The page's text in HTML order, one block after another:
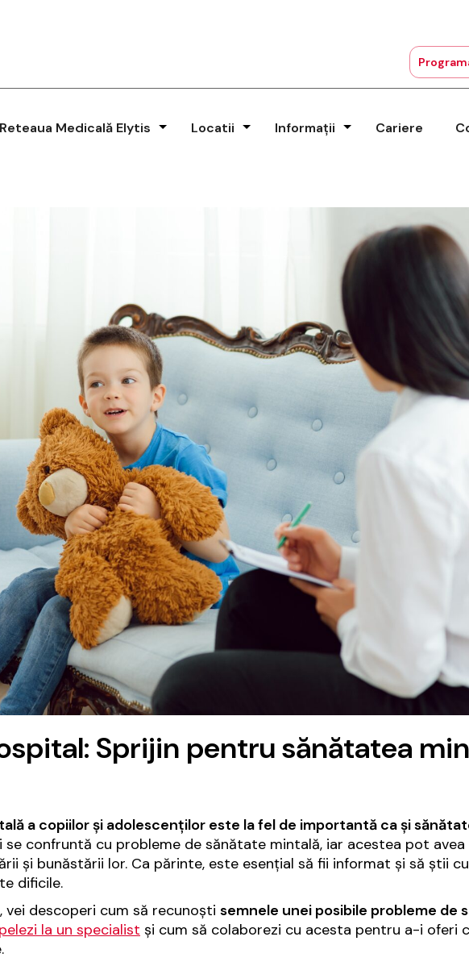
Reteaua Medicală Elytis Locatii Informații Cariere
Sprijin pentru sănătatea
a copiilor și adolescenților este la fel de importantă ca și
se confruntă cu probleme de sănătate mintală, iar acestea pot
și bunăstării lor. Ca părinte, este esențial să fii informat și să știi
dificile.
descoperi cum să recunoști semnele unei posibile probleme de
la un specialist și cum să colaborezi cu acesta pentru a-i oferi